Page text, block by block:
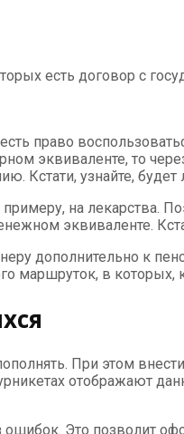
есть договор с
право
эквиваленте, то
Кстати, узнайте,
на лекарства.
эквиваленте.
дополнительно к
маршруток, в
При этом
отображают
Это позволит